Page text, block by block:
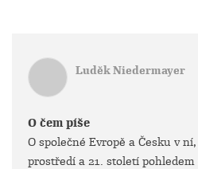
Luděk Niedermayer
O čem píše
O společné Evropě a Česku v
prostředí a 21. století